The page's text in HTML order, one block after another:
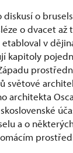
o
o dvacet
v
kapitoly
světové
architekta
a o